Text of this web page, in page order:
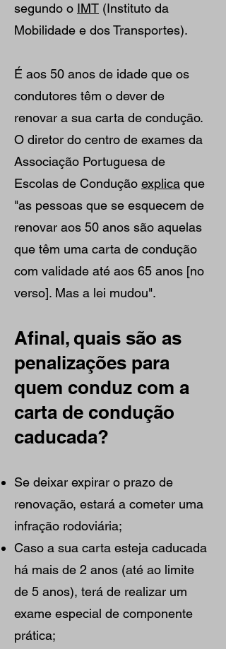
segundo o IMT (Instituto da
Mobilidade e dos Transportes).
É aos 50 anos de idade que os
condutores têm o dever de
renovar a sua carta de condução.
O diretor do centro de exames da
Associação Portuguesa de
Escolas de Condução explica que
"as pessoas que se esquecem de
renovar aos 50 anos são aquelas
que têm uma carta de condução
com validade até aos 65 anos [no
verso]. Mas a lei mudou".
Afinal, quais são as
penalizações para
quem conduz com a
carta de condução
caducada?
Se deixar expirar o prazo de
renovação, estará a cometer uma
infração rodoviária;
Caso a sua carta esteja caducada
há mais de 2 anos (até ao limite
de 5 anos), terá de realizar um
exame especial de componente
prática;